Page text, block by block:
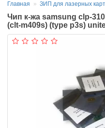
Главная ЗИП для лазерных
Чип к-жа samsung clp-
(clt-m409s) (type p3s)